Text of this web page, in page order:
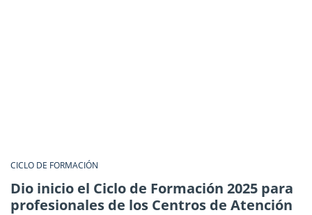
CICLO DE FORMACIÓN
Dio inicio el Ciclo de Formación 2025 para
profesionales de los Centros de Atención